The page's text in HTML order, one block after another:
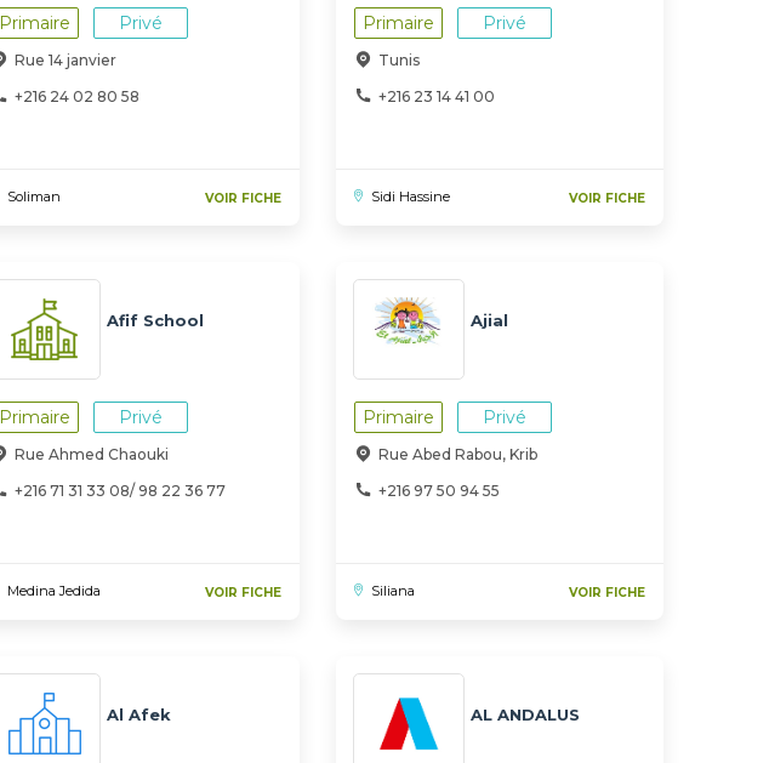
Primaire Privé
Rue 14 janvier
+216 24 02 80 58
Soliman VOIR FICHE
Primaire Privé
Tunis
+216 23 14 41 00
Sidi Hassine VOIR FICHE
Afif School
Primaire Privé
Rue Ahmed Chaouki
+216 71 31 33 08/ 98 22 36 77
Medina Jedida VOIR FICHE
Ajial
Primaire Privé
Rue Abed Rabou, Krib
+216 97 50 94 55
Siliana VOIR FICHE
Al Afek AL ANDALUS